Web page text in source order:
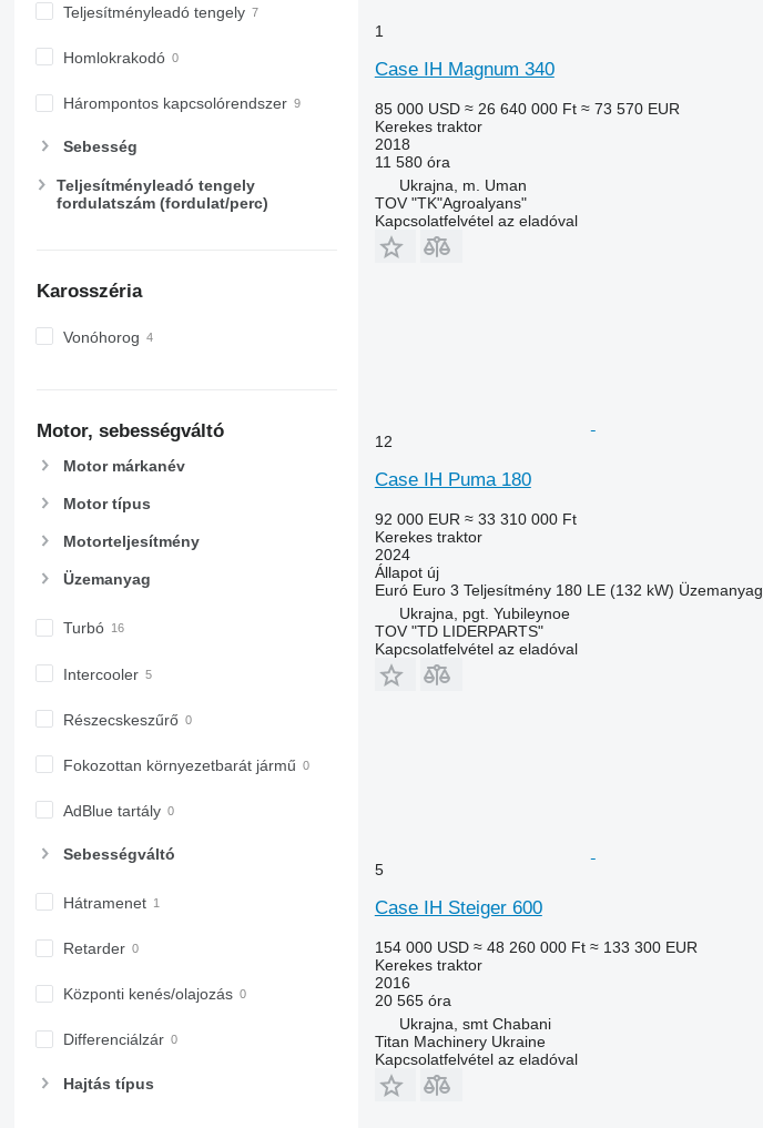
Teljesítményleadó tengely
Homlokrakodó
Hárompontos kapcsolórendszer
Sebesség
Teljesítményleadó tengely
fordulatszám (fordulat/perc)
Karosszéria
Vonóhorog
Motor, sebességváltó
Motor márkanév
Motor típus
Motorteljesítmény
Üzemanyag
Turbó
Intercooler
Részecskeszűrő
Fokozottan környezetbarát jármű
AdBlue tartály
Sebességváltó
Hátramenet
Retarder
Központi kenés/olajozás
Differenciálzár
Hajtás típus
1
Case IH Magnum 340
85 000 USD ≈ 26 640 000 Ft ≈ 73 570 EUR
Kerekes traktor
2018
11 580 óra
Ukrajna, m. Uman
TOV "TK"Agroalyans"
Kapcsolatfelvétel az eladóval
12
Case IH Puma 180
92 000 EUR ≈ 33 310 000 Ft
Kerekes traktor
2024
Állapotúj
Euró Euro 3 Teljesítmény 180 LE (132 kW) Üzemanyag
Ukrajna, pgt. Yubileynoe
TOV "TD LIDERPARTS"
Kapcsolatfelvétel az eladóval
5
Case IH Steiger 600
154 000 USD ≈ 48 260 000 Ft ≈ 133 300 EUR
Kerekes traktor
2016
20 565 óra
Ukrajna, smt Chabani
Titan Machinery Ukraine
Kapcsolatfelvétel az eladóval